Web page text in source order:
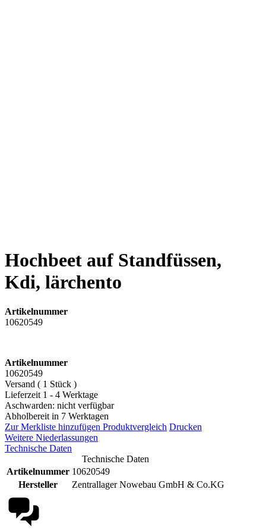
Hochbeet auf Standfüssen,
Kdi, lärchento
Artikelnummer
10620549
Artikelnummer
10620549
Versand ( 1 Stück )
Lieferzeit 1 - 4 Werktage
Aschwarden: nicht verfügbar
Abholbereit in 7 Werktagen
Zur Merkliste hinzufügen Produktvergleich Drucken
Weitere Niederlassungen
Technische Daten
Technische Daten
Artikelnummer 10620549
Hersteller
Zentrallager Nowebau GmbH & Co.KG